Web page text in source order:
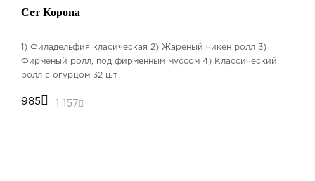
Сет Корона
1) Филадельфия класическая 2) Жареный чикен ролл 3)
Фирменый ролл, под фирменным муссом 4) Классический
ролл с огурцом 32 шт
Бесплатная доставка от 1000 рублей
985 1 157